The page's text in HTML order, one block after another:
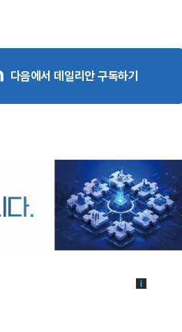
다음에서 데일리안 구독하기